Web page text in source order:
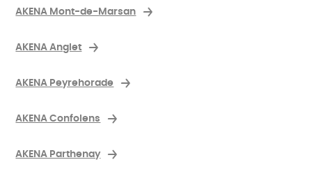
AKENA Mont-de-Marsan
AKENA Anglet
AKENA Peyrehorade
AKENA Confolens
AKENA Parthenay